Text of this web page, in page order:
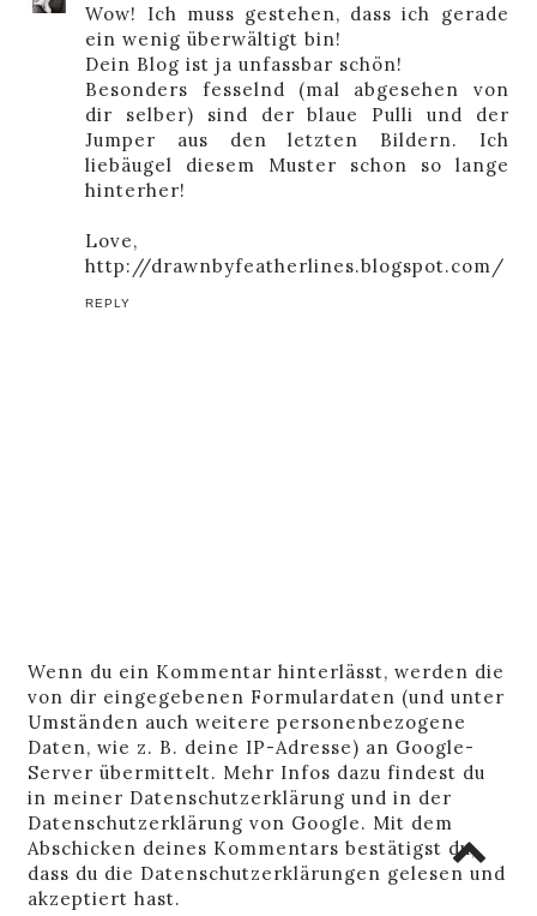
Wow! Ich muss gestehen, dass ich gerade
ein wenig überwältigt bin!
Dein Blog ist ja unfassbar schön!
Besonders fesselnd (mal abgesehen von
dir selber) sind der blaue Pulli und der
Jumper aus den letzten Bildern. Ich
liebäugel diesem Muster schon so lange
hinterher!
Love,
http://drawnbyfeatherlines.blogspot.com/
REPLY
Wenn du ein Kommentar hinterlässt, werden die
von dir eingegebenen Formulardaten (und unter
Umständen auch weitere personenbezogene
Daten, wie z. B. deine IP-Adresse) an Google-
Server übermittelt. Mehr Infos dazu findest du
in meiner Datenschutzerklärung und in der
Datenschutzerklärung von Google. Mit dem
Abschicken deines Kommentars bestätigst du,
dass du die Datenschutzerklärungen gelesen und
akzeptiert hast.